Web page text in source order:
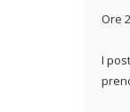
Ore
I